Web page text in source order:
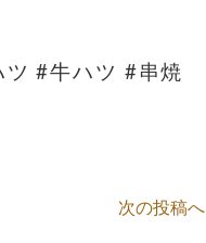
#牛ハツ #串焼
次の投稿へ